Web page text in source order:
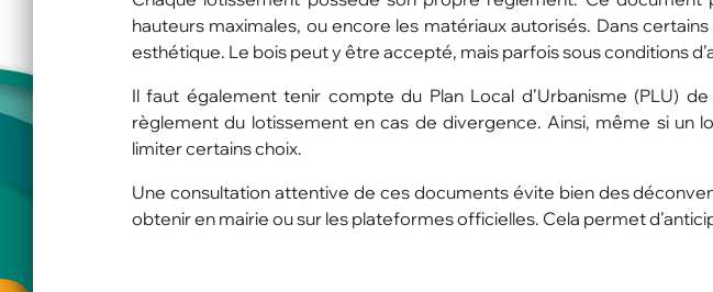
hauteurs maximales, ou encore les matériaux autorisés. Dans
esthétique. Le bois peut y être accepté, mais parfois sous conditions
Il faut également tenir compte du Plan Local d’Urbanisme (PLU)
règlement du lotissement en cas de divergence. Ainsi, même si un
limiter certains choix.
Une consultation attentive de ces documents évite bien des
obtenir en mairie ou sur les plateformes officielles. Cela permet